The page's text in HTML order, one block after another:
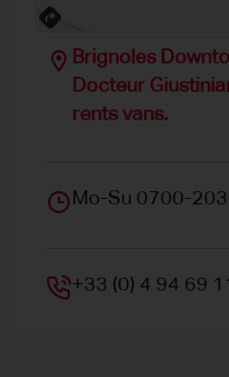
Brignoles
Docteur
rents vans.
Mo-Su 0700-
+33 (0) 4 94 69